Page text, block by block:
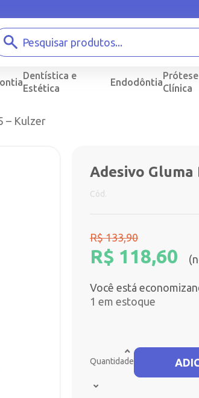
Dentística e
Estética
Endodôntia
Clínica
– Kulzer
-11%
Adesivo Gluma
Cód.
R$133,90
R$ 118,60
Você está
1 em estoque
Quantidade